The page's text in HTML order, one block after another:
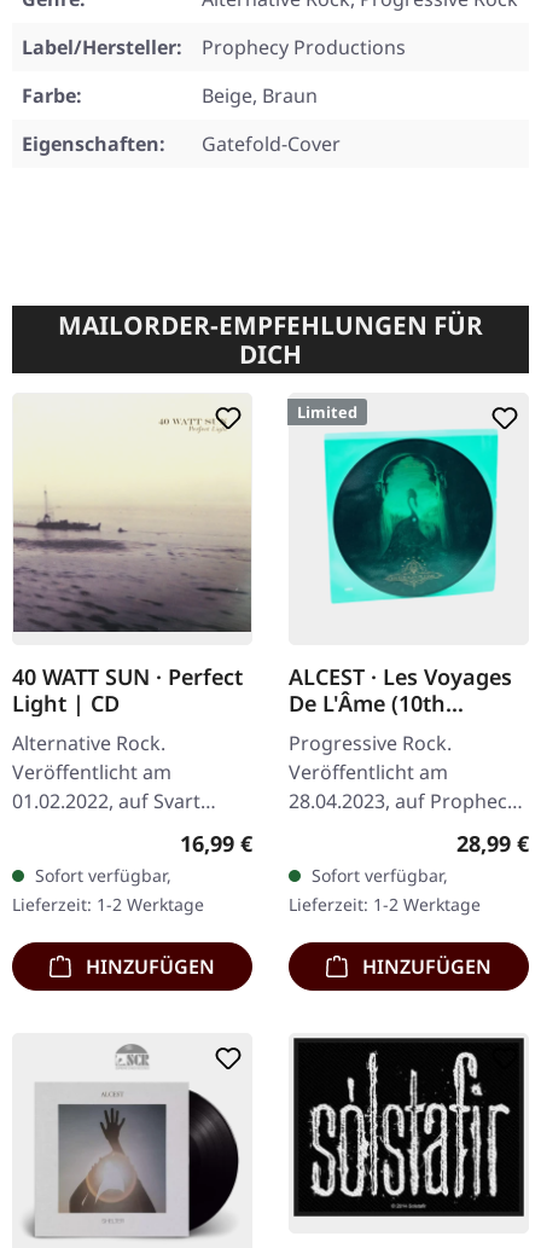
Label/Hersteller:
Prophecy Productions
Farbe:
Beige, Braun
Eigenschaften:
Gatefold-Cover
MAILORDER-EMPFEHLUNGEN FÜR
DICH
40 WATT SUN · Perfect
Light | CD
Alternative Rock.
Veröffentlicht am
01.02.2022, auf Svart
DigiBook mit Bonus-CD
und 38-seitigem Booklet.
40 Watt Sun liefern mit…
Regulärer Preis:
16,99 €
Sofort verfügbar,
Lieferzeit: 1-2 Werktage
HINZUFÜGEN
Limited
ALCEST · Les Voyages
De L'Âme (10th
Anniversary Edition) |
PICTURE LP
Progressive Rock.
Veröffentlicht am
28.04.2023, auf Prophecy
Productions. Spezielle
Jubiläums-Auflage als
Picture Vinyl mit
goldenem Textdruck.…
28,99 €
Sofort verfügbar,
Lieferzeit: 1-2 Werktage
HINZUFÜGEN